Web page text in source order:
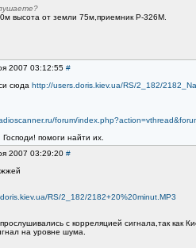
высота от земли 75м,приемник Р-326М.
2007 03:12:55 #
сюда http://users.doris.kiev.ua/RS/2_182/
forum/
помоги найти их.
2007 03:29:20 #
RS/2_182/2182+20%20minut.MP3
с корреляцией сигнала,так как
на уровне шума.